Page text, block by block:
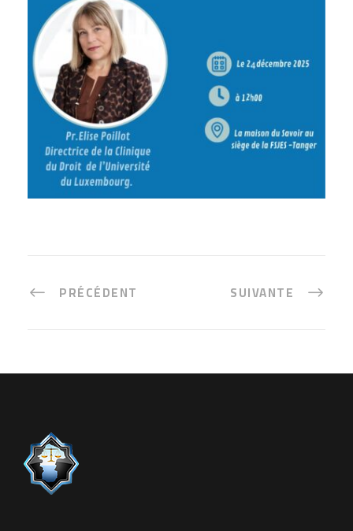
PRÉCÉDENT SUIVANTE